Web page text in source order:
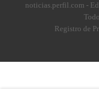
noticias.perfil.com -
Registro de